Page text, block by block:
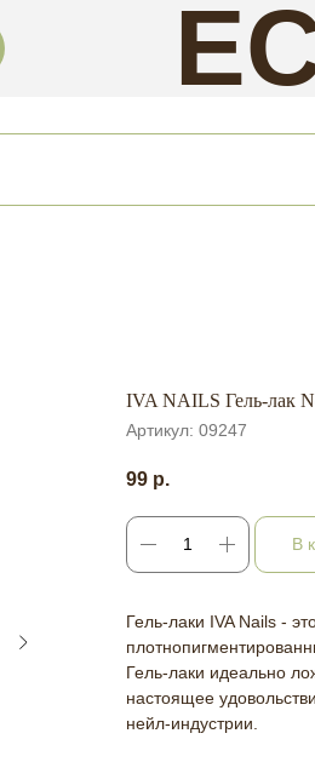
IVA NAILS Гель-лак
Артикул: 09247
99 р.
В
Гель-лаки IVA Nails -
Гель-лаки идеально
настоящее
нейл-индустрии.